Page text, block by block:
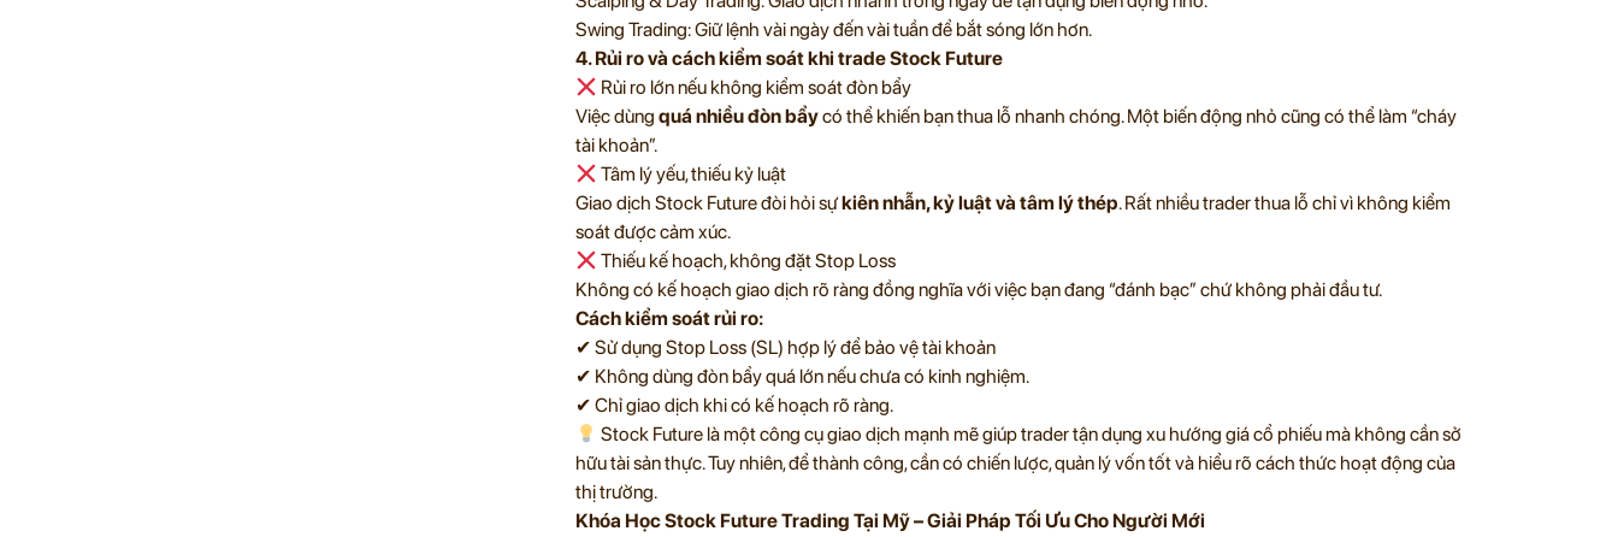
Swing Trading: Giữ lệnh vài ngày đến vài tuần để bắt sóng lớn hơn.
4. Rủi ro và cách kiểm soát khi trade Stock Future
Rủi ro lớn nếu không kiểm soát đòn bẩy
Việc dùng quá nhiều đòn bẩycó thể khiến bạn thua lỗ nhanh chóng. Một biến động nhỏ cũng có thể làm “cháy
tài khoản”.
Tâm lý yếu, thiếu kỷ luật
Giao dịch Stock Future đòi hỏi sựkiên nhẫn, kỷ luật và tâm lý thép. Rất nhiều trader thua lỗ chỉ vì không kiểm
soát được cảm xúc.
Thiếu kế hoạch, không đặt Stop Loss
Không có kế hoạch giao dịch rõ ràng đồng nghĩa với việc bạn đang “đánh bạc” chứ không phải đầu tư.
Cách kiểm soát rủi ro:
✔ Sử dụng Stop Loss (SL) hợp lý để bảo vệ tài khoản
✔ Không dùng đòn bẩy quá lớn nếu chưa có kinh nghiệm.
✔ Chỉ giao dịch khi có kế hoạch rõ ràng.
Stock Future là một công cụ giao dịch mạnh mẽ giúp trader tận dụng xu hướng giá cổ phiếu mà không cần sở
hữu tài sản thực. Tuy nhiên, để thành công, cần có chiến lược, quản lý vốn tốt và hiểu rõ cách thức hoạt động của
thị trường.
Khóa Học Stock Future Trading Tại Mỹ – Giải Pháp Tối Ưu Cho Người Mới